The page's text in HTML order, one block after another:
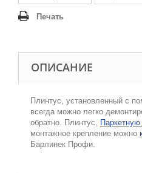
Печать
ОПИСАНИЕ
Плинтус, установленный с
всегда можно легко
обратно. Плинтус, Паркетную
монтажное крепление можно
Барлинек Профи.